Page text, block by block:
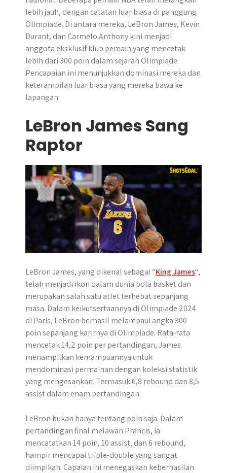
lebih jauh, dengan catatan luar biasa di panggung
Olimpiade. Di antara mereka, LeBron James, Kevin
Durant, dan Carmelo Anthony kini menjadi
anggota eksklusif klub pemain yang mencetak
lebih dari 300 poin dalam sejarah Olimpiade.
Pencapaian ini menunjukkan dominasi mereka dan
keterampilan luar biasa yang mereka bawa ke
lapangan.
LeBron James Sang
Raptor
LeBron James, yang dikenal sebagai “King James“,
telah menjadi ikon dalam dunia bola basket dan
merupakan salah satu atlet terhebat sepanjang
masa. Dalam keikutsertaannya di Olimpiade 2024
di Paris, LeBron berhasil melampaui angka 300
poin sepanjang karirnya di Olimpiade. Rata-rata
mencetak 14,2 poin per pertandingan, James
menampilkan kemampuannya untuk
mendominasi permainan dengan koleksi statistik
yang mengesankan. Termasuk 6,8 rebound dan 8,5
assist dalam enam pertandingan.
LeBron bukan hanya tentang poin saja. Dalam
pertandingan final melawan Prancis, ia
mencatatkan 14 poin, 10 assist, dan 6 rebound,
hampir mencapai triple-double yang sangat
diimpikan. Capaian ini menegaskan keberhasilan